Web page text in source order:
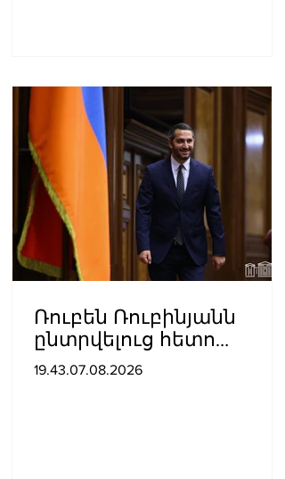
Ռուբեն Ռուբինյանն
ընտրվելուց հետո
դարձել է աշխարհի
19.43.07.08.2026